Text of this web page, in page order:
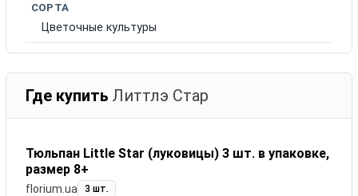
СОРТА
Цветочные культуры
Где купить Литтлэ Стар
Тюльпан Little Star (луковицы) 3 шт. в упаковке,
размер 8+
florium.ua 3 шт.